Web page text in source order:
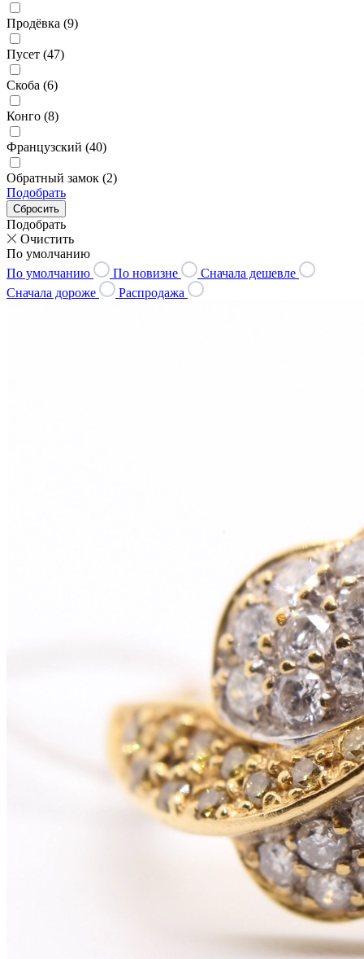
Продёвка (9)
Пусет (47)
Скоба (6)
Конго (8)
Французский (40)
Обратный замок (2)
Подобрать
Подобрать
Очистить
По умолчанию
По умолчанию
По новизне
Сначала дешевле
Сначала дороже
Распродажа